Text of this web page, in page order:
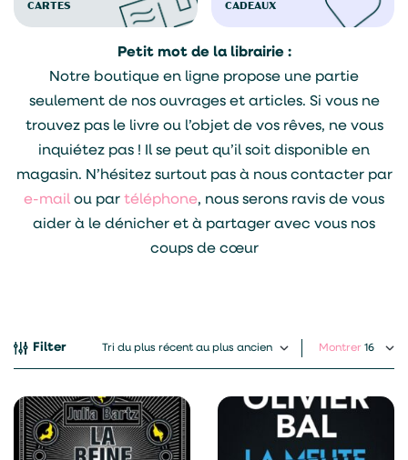
CARTES
CADEAUX
Petit mot de la librairie :
Notre boutique en ligne propose une partie
seulement de nos ouvrages et articles. Si vous ne
trouvez pas le livre ou l’objet de vos rêves, ne vous
inquiétez pas ! Il se peut qu’il soit disponible en
magasin. N’hésitez surtout pas à nous contacter par
e-mail ou par téléphone, nous serons ravis de vous
aider à le dénicher et à partager avec vous nos
coups de cœur
Filter Montrer